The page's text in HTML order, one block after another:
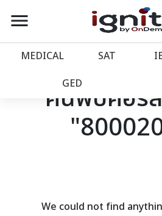
account_balance หน้าแรก
เว็บไซต์อิกไนท์
โปรโมชั่น
menu
MEDICAL SAT
GED
ค้นพบคอร์
We could not find